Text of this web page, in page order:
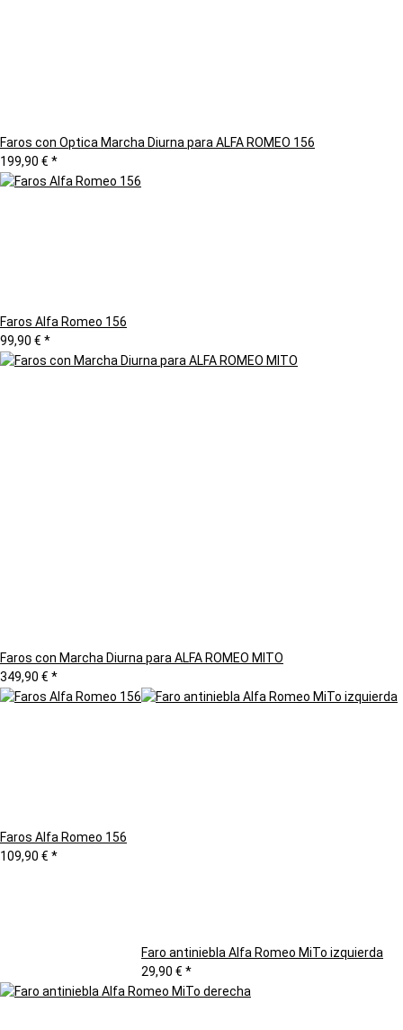
Faros con Optica Marcha Diurna para ALFA ROMEO 156
199,90 € *
Faros Alfa Romeo 156
99,90 € *
Faros con Marcha Diurna para ALFA ROMEO MITO
349,90 € *
Faros Alfa Romeo 156
109,90 € *
Faro antiniebla Alfa Romeo MiTo izquierda
29,90 € *